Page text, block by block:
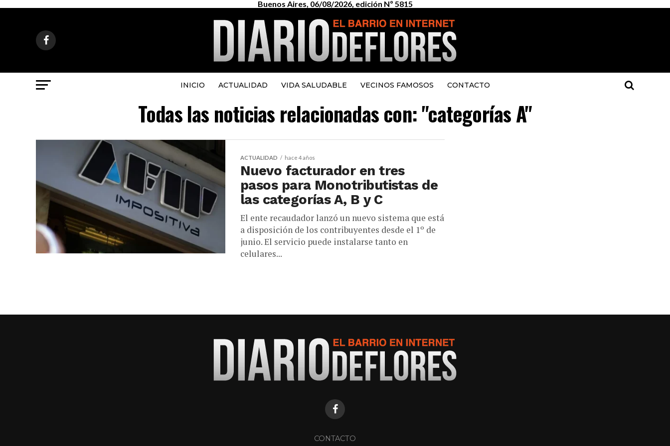
Buenos Aires, 06/08/2026, edición Nº 5815
INICIO ACTUALIDAD VIDA SALUDABLE VECINOS FAMOSOS CONTACTO
Todas las noticias relacionadas con: "categorías A"
ACTUALIDAD hace 4 años
Nuevo facturador en tres
pasos para Monotributistas de
las categorías A, B y C
El ente recaudador lanzó un nuevo sistema que está
a disposición de los contribuyentes desde el 1º de
junio. El servicio puede instalarse tanto en
celulares...
CONTACTO